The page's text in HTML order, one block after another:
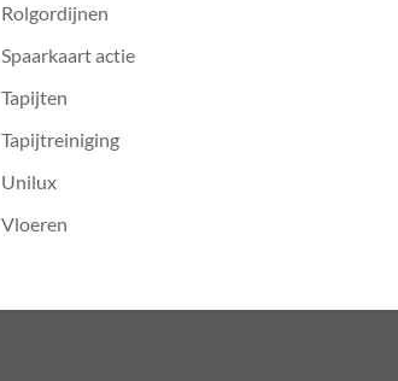
Rolgordijnen
Spaarkaart actie
Tapijten
Tapijtreiniging
Unilux
Vloeren